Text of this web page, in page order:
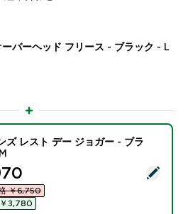
バーヘッド フリース - ブラック - L
MP メンズ レスト デー ジョガー -
ズ レスト デー ジョガー - ブラ
price
￥6,750‎
3,780‎